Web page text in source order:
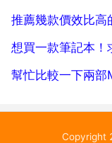
推薦幾款價效比
想買一款筆記本！
幫忙比較一下兩部
Copyright